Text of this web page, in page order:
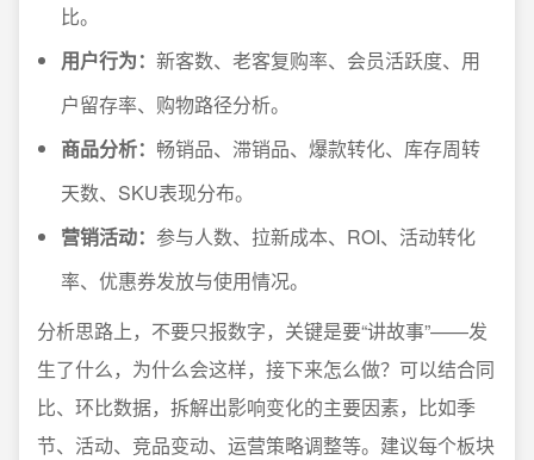
比。
用户行为： 新客数、老客复购率、会员活跃度、用
户留存率、购物路径分析。
商品分析： 畅销品、滞销品、爆款转化、库存周转
天数、SKU表现分布。
营销活动： 参与人数、拉新成本、ROI、活动转化
率、优惠券发放与使用情况。
分析思路上，不要只报数字，关键是要“讲故事”——发
生了什么，为什么会这样，接下来怎么做？可以结合同
比、环比数据，拆解出影响变化的主要因素，比如季
节、活动、竞品变动、运营策略调整等。建议每个板块